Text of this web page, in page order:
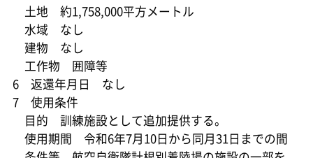
土地 約1,758,000平方メートル
水域 なし
建物 なし
工作物 囲障等
6 返還年月日 なし
7 使用条件
目的 訓練施設として追加提供する。
使用期間 令和6年7月10日から同月31日までの間